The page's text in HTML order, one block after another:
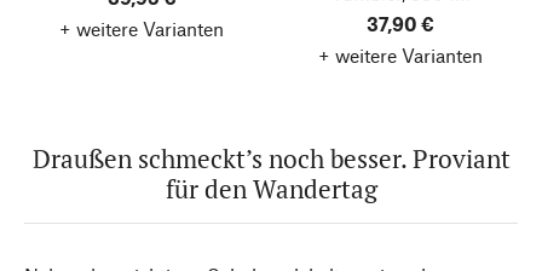
+ weitere Varianten
37,90 €
+ weitere Varianten
Draußen schmeckt’s noch besser. Proviant
für den Wandertag